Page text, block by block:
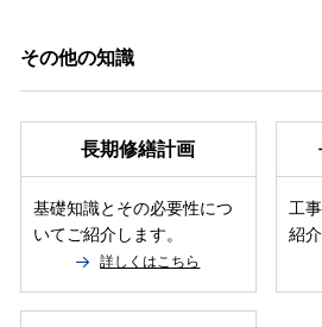
その他の知識
長期修繕計画
基礎知識とその必要性につ
いてご紹介します。
詳しくはこちら
工
紹